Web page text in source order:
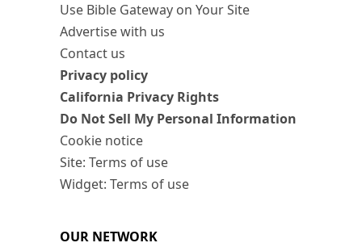
Use Bible Gateway on Your Site
Advertise with us
Contact us
Privacy policy
California Privacy Rights
Do Not Sell My Personal Information
Cookie notice
Site: Terms of use
Widget: Terms of use
OUR NETWORK